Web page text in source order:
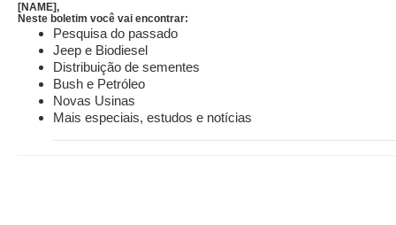
[NAME],
Neste boletim você vai encontrar:
Pesquisa do passado
Jeep e Biodiesel
Distribuição de sementes
Bush e Petróleo
Novas Usinas
Mais especiais, estudos e notícias